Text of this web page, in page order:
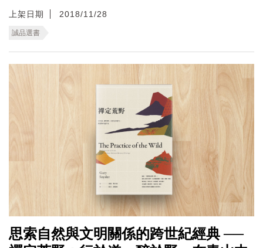
上架日期 2018/11/28
誠品選書
思索自然與文明關係的跨世紀經典 ──